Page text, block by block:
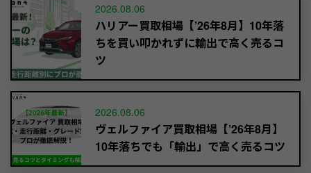
2026.08.06
ハリアー買取相場【’26年8月】10年落
ちを買い叩かれずに輸出で高く売るコ
ツ
2026.08.06
ヴェルファイア買取相場【’26年8月】
10年落ちでも「輸出」で高く売るコツ